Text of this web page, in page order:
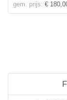
gem. prijs: €